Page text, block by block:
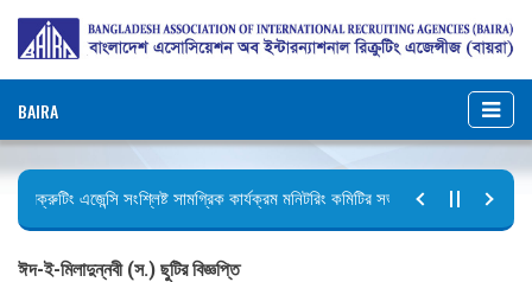
BAIRA
রিক্রুটিং এজেন্সি সংশ্লিষ্ট সামগ্রিক কার্যক্রম মনিটরিং কমিটির সভার কার্যবিবরণী প্রেরণ।
ঈদ-ই-মিলাদুন্নবী (স.) ছুটির বিজ্ঞপ্তি